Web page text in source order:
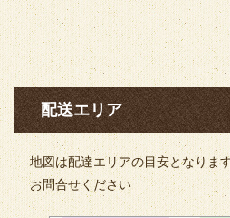
配送エリア
地図は配達エリアの目安となりま
お問合せください